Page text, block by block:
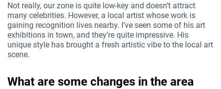
Not really, our zone is quite low-key and doesn’t attract
many celebrities. However, a local artist whose work is
gaining recognition lives nearby. I’ve seen some of his art
exhibitions in town, and they’re quite impressive. His
unique style has brought a fresh artistic vibe to the local art
scene.
What are some changes in the area